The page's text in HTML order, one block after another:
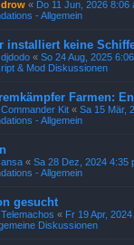
drow « Do 11 Jun, 2026 8:06
- Allgemein
installiert keine
djdodo « So 24 Aug, 2025
& Mod Diskussionen
Farmen:
Commander Kit « Sa 15 Mär,
- Allgemein
ansa « Sa 28 Dez, 2024 4:35
- Allgemein
gesucht
Telemachos « Fr 19 Apr,
Diskussionen